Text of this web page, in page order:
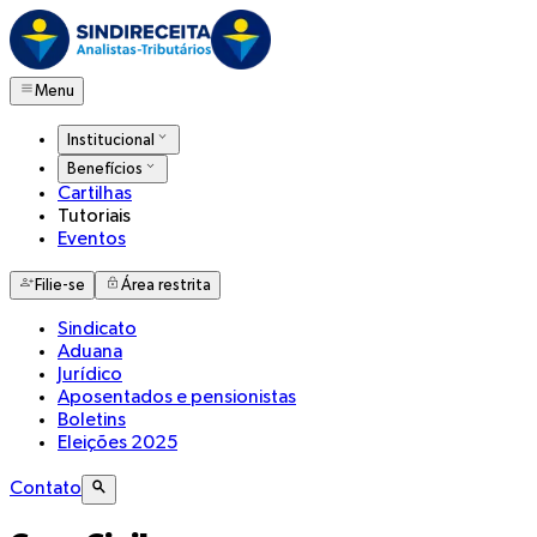
Menu
Institucional
Benefícios
Cartilhas
Tutoriais
Eventos
Filie-se Área restrita
Sindicato
Aduana
Jurídico
Aposentados e pensionistas
Boletins
Eleições 2025
Contato